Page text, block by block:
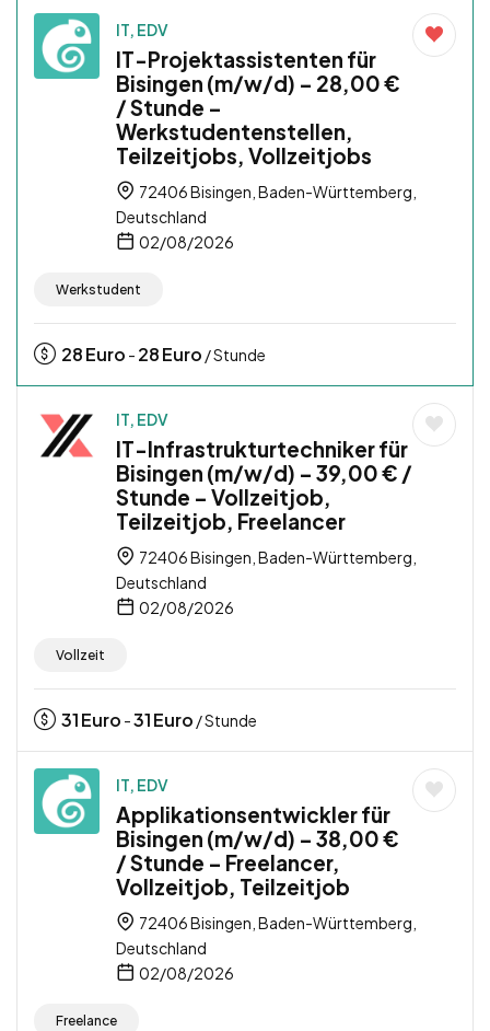
IT, EDV
IT-Projektassistenten für
Bisingen (m/w/d) – 28,00 €
/ Stunde –
Werkstudentenstellen,
Teilzeitjobs, Vollzeitjobs
72406 Bisingen, Baden-Württemberg,
Deutschland
02/08/2026
Werkstudent
28Euro - 28Euro / Stunde
IT, EDV
IT-Infrastrukturtechniker für
Bisingen (m/w/d) – 39,00 € /
Stunde – Vollzeitjob,
Teilzeitjob, Freelancer
72406 Bisingen, Baden-Württemberg,
Deutschland
02/08/2026
Vollzeit
31Euro -31Euro / Stunde
IT, EDV
Applikationsentwickler für
Bisingen (m/w/d) – 38,00 €
/ Stunde – Freelancer,
Vollzeitjob, Teilzeitjob
72406 Bisingen, Baden-Württemberg,
Deutschland
02/08/2026
Freelance